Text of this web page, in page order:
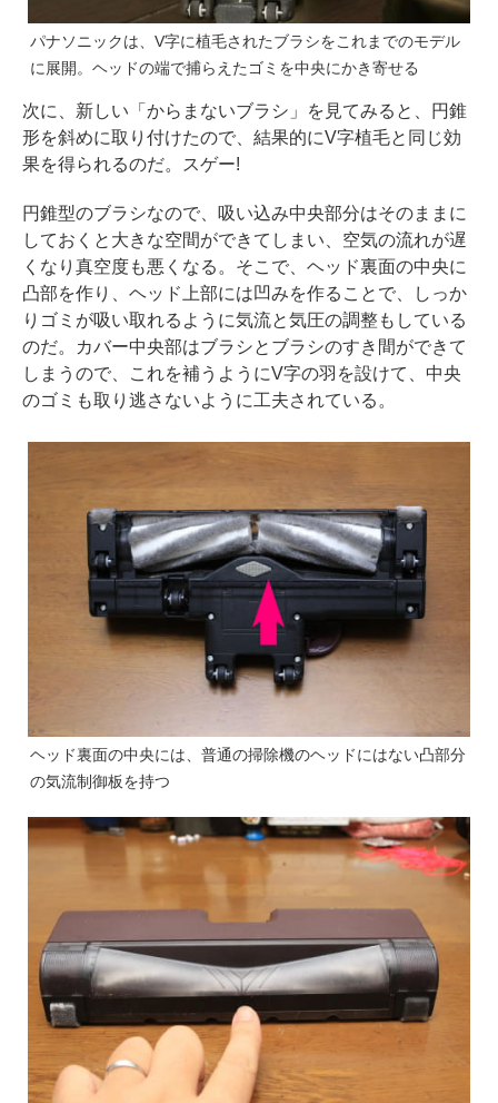
パナソニックは、V字に植毛されたブラシをこれまでのモデル
に展開。ヘッドの端で捕らえたゴミを中央にかき寄せる
次に、新しい「からまないブラシ」を見てみると、円錐
形を斜めに取り付けたので、結果的にV字植毛と同じ効
果を得られるのだ。スゲー!
円錐型のブラシなので、吸い込み中央部分はそのままに
しておくと大きな空間ができてしまい、空気の流れが遅
くなり真空度も悪くなる。そこで、ヘッド裏面の中央に
凸部を作り、ヘッド上部には凹みを作ることで、しっか
りゴミが吸い取れるように気流と気圧の調整もしている
のだ。カバー中央部はブラシとブラシのすき間ができて
しまうので、これを補うようにV字の羽を設けて、中央
のゴミも取り逃さないように工夫されている。
ヘッド裏面の中央には、普通の掃除機のヘッドにはない凸部分
の気流制御板を持つ